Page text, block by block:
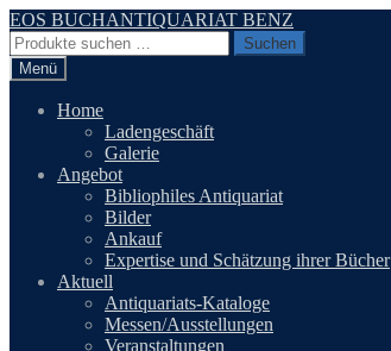
Zur
Navigation
springen
Zum
Inhalt
springen
EOS BUCHANTIQUARIAT BENZ
Suchen
nach:
Suchen
Menü
Home
Ladengeschäft
Galerie
Angebot
Bibliophiles Antiquariat
Bilder
Ankauf
Expertise und Schätzung ihrer Bücher
Aktuell
Antiquariats-Kataloge
Messen/Ausstellungen
Veranstaltungen